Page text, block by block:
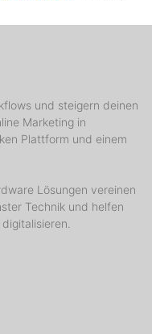
und steigern deinen
Marketing in
Plattform und einem
Lösungen vereinen
Technik und helfen